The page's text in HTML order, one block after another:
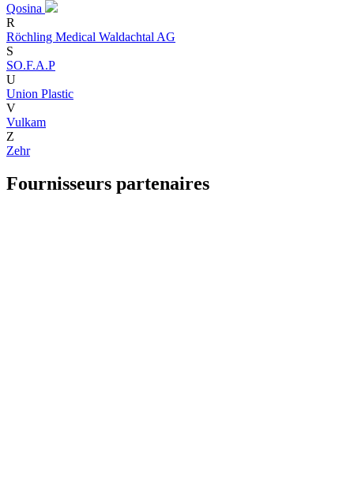
Qosina
R
Röchling Medical Waldachtal AG
S
SO.F.A.P
U
Union Plastic
V
Vulkam
Z
Zehr
Fournisseurs partenaires